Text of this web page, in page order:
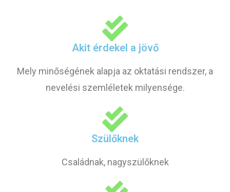
Akit érdekel a jövő
Mely minőségének alapja az oktatási rendszer, a
nevelési szemléletek milyensége.
Szülőknek
Családnak, nagyszülőknek